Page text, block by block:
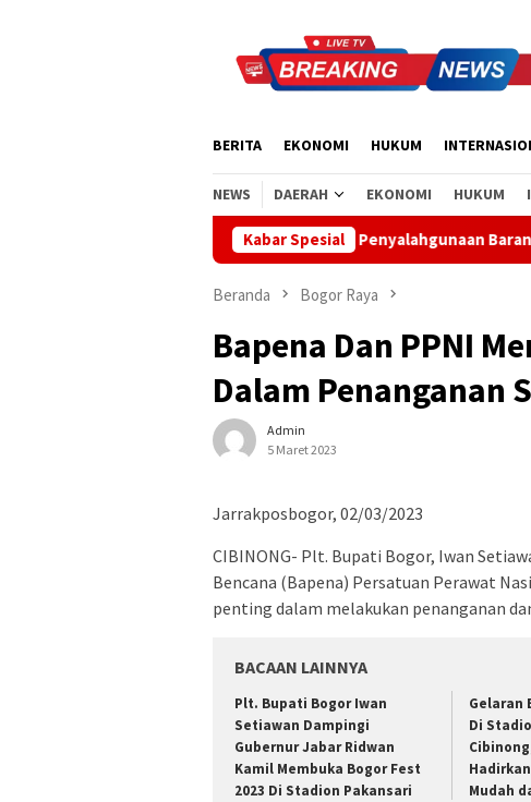
BERITA EKONOMI HUKUM
NEWS DAERAH EKONOMI HUKUM
Kabar Spesial
Tak Ada Indikasi Penyalahgunaan Barang Sitaan
Beranda Bogor Raya
Bapena Dan PPNI
Dalam Penanganan
Admin
5 Maret 2023
Jarrakposbogor, 02/03/2023
CIBINONG- Plt. Bupati Bogor, Iwan
Bencana (Bapena) Persatuan Perawat
penting dalam melakukan penanganan
BACAAN LAINNYA
Plt. Bupati Bogor Iwan
Setiawan Dampingi
Gubernur Jabar Ridwan
Kamil Membuka Bogor Fest
2023 Di Stadion Pakansari
Gelaran
Di
Mudah